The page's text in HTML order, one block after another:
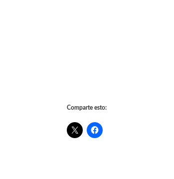
Comparte esto: